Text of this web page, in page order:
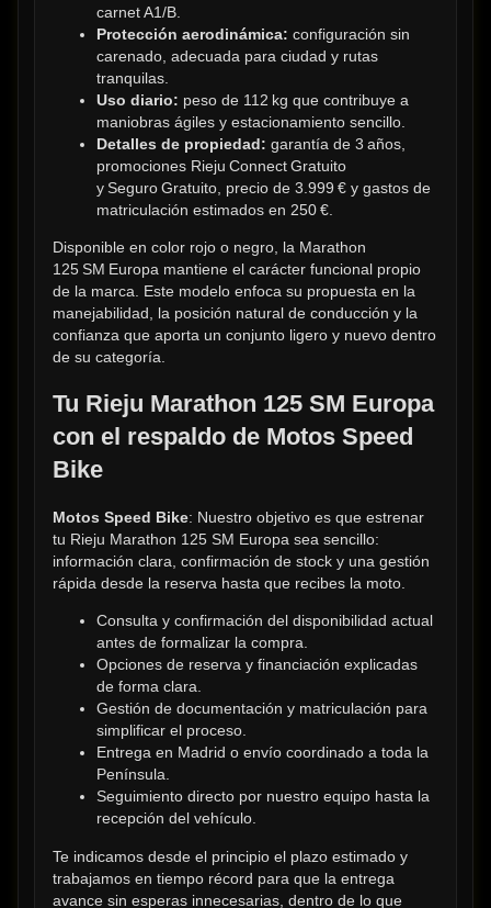
carnet A1/B.
Protección aerodinámica: configuración sin
carenado, adecuada para ciudad y rutas
tranquilas.
Uso diario: peso de 112 kg que contribuye a
maniobras ágiles y estacionamiento sencillo.
Detalles de propiedad: garantía de 3 años,
promociones Rieju Connect Gratuito
y Seguro Gratuito, precio de 3.999 € y gastos de
matriculación estimados en 250 €.
Disponible en color rojo o negro, la Marathon
125 SM Europa mantiene el carácter funcional propio
de la marca. Este modelo enfoca su propuesta en la
manejabilidad, la posición natural de conducción y la
confianza que aporta un conjunto ligero y nuevo dentro
de su categoría.
Tu Rieju Marathon 125 SM Europa
con el respaldo de Motos Speed
Bike
Motos Speed Bike: Nuestro objetivo es que estrenar
tu Rieju Marathon 125 SM Europa sea sencillo:
información clara, confirmación de stock y una gestión
rápida desde la reserva hasta que recibes la moto.
Consulta y confirmación del disponibilidad actual
antes de formalizar la compra.
Opciones de reserva y financiación explicadas
de forma clara.
Gestión de documentación y matriculación para
simplificar el proceso.
Entrega en Madrid o envío coordinado a toda la
Península.
Seguimiento directo por nuestro equipo hasta la
recepción del vehículo.
Te indicamos desde el principio el plazo estimado y
trabajamos en tiempo récord para que la entrega
avance sin esperas innecesarias, dentro de lo que